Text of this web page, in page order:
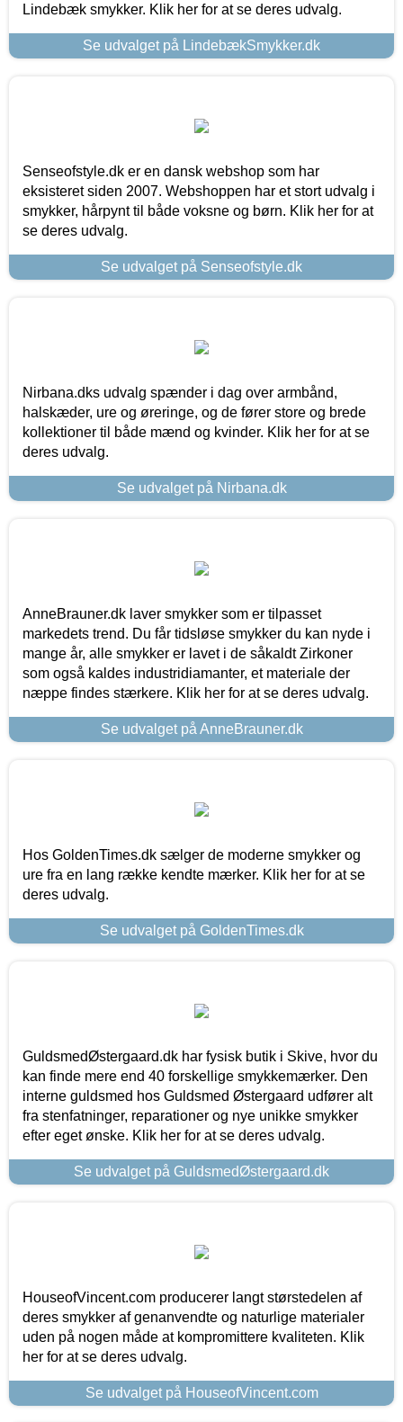
Lindebæk smykker. Klik her for at se deres udvalg.
Se udvalget på LindebækSmykker.dk
Senseofstyle.dk er en dansk webshop som har
eksisteret siden 2007. Webshoppen har et stort udvalg i
smykker, hårpynt til både voksne og børn. Klik her for at
se deres udvalg.
Se udvalget på Senseofstyle.dk
Nirbana.dks udvalg spænder i dag over armbånd,
halskæder, ure og øreringe, og de fører store og brede
kollektioner til både mænd og kvinder. Klik her for at se
deres udvalg.
Se udvalget på Nirbana.dk
AnneBrauner.dk laver smykker som er tilpasset
markedets trend. Du får tidsløse smykker du kan nyde i
mange år, alle smykker er lavet i de såkaldt Zirkoner
som også kaldes industridiamanter, et materiale der
næppe findes stærkere. Klik her for at se deres udvalg.
Se udvalget på AnneBrauner.dk
Hos GoldenTimes.dk sælger de moderne smykker og
ure fra en lang række kendte mærker. Klik her for at se
deres udvalg.
Se udvalget på GoldenTimes.dk
GuldsmedØstergaard.dk har fysisk butik i Skive, hvor du
kan finde mere end 40 forskellige smykkemærker. Den
interne guldsmed hos Guldsmed Østergaard udfører alt
fra stenfatninger, reparationer og nye unikke smykker
efter eget ønske. Klik her for at se deres udvalg.
Se udvalget på GuldsmedØstergaard.dk
HouseofVincent.com producerer langt størstedelen af
deres smykker af genanvendte og naturlige materialer
uden på nogen måde at kompromittere kvaliteten. Klik
her for at se deres udvalg.
Se udvalget på HouseofVincent.com